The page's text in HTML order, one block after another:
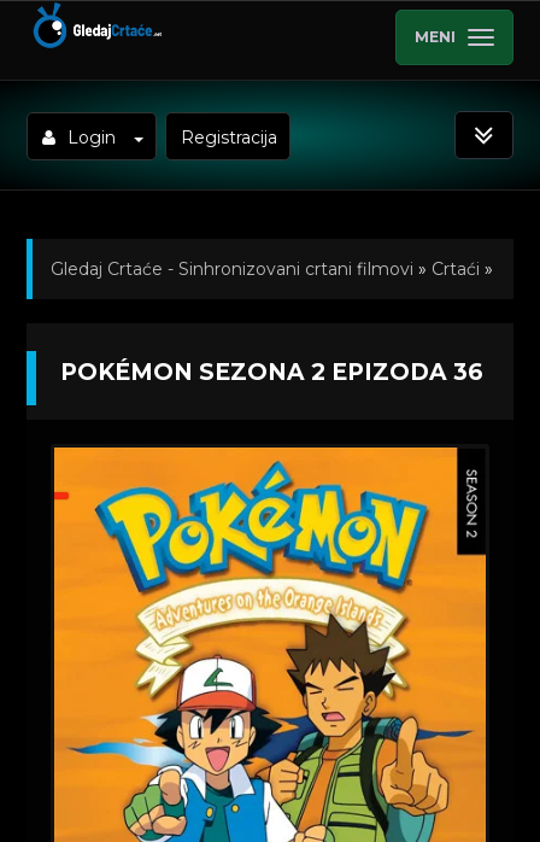
MENI
Login Registracija
Gledaj Crtaće - Sinhronizovani crtani filmovi » Crtaći »
Epizoda 36
POKÉMON SEZONA 2 EPIZODA 36